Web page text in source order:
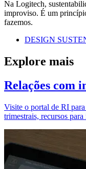
Na Logitech,
improviso. É um
fazemos.
DESIGN
Explore mais
Relações com
Visite o portal de RI
trimestrais, recursos